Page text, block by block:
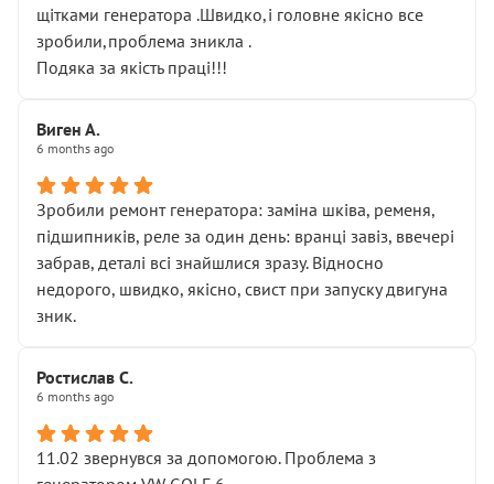
щітками генератора .Швидко,і головне якісно все
зробили,проблема зникла .
Подяка за якість праці!!!
Виген А.
6 months ago
Зробили ремонт генератора: заміна шківа, ременя,
підшипників, реле за один день: вранці завіз, ввечері
забрав, деталі всі знайшлися зразу. Відносно
недорого, швидко, якісно, свист при запуску двигуна
зник.
Ростислав С.
6 months ago
11.02 звернувся за допомогою. Проблема з